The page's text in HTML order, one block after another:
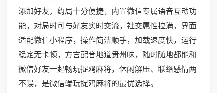
添加好友，约局十分便捷，内置微信专属语音互动功
能，对局时可与好友实时交流，社交属性拉满，界面
适配微信小程序，操作简洁顺手，加载速度快，运行
稳定无卡顿，方言配音地道贵州味，随时随地都能和
微信好友一起畅玩捉鸡麻将，休闲解压、联络感情两
不误，是微信端玩捉鸡麻将的最优选择。